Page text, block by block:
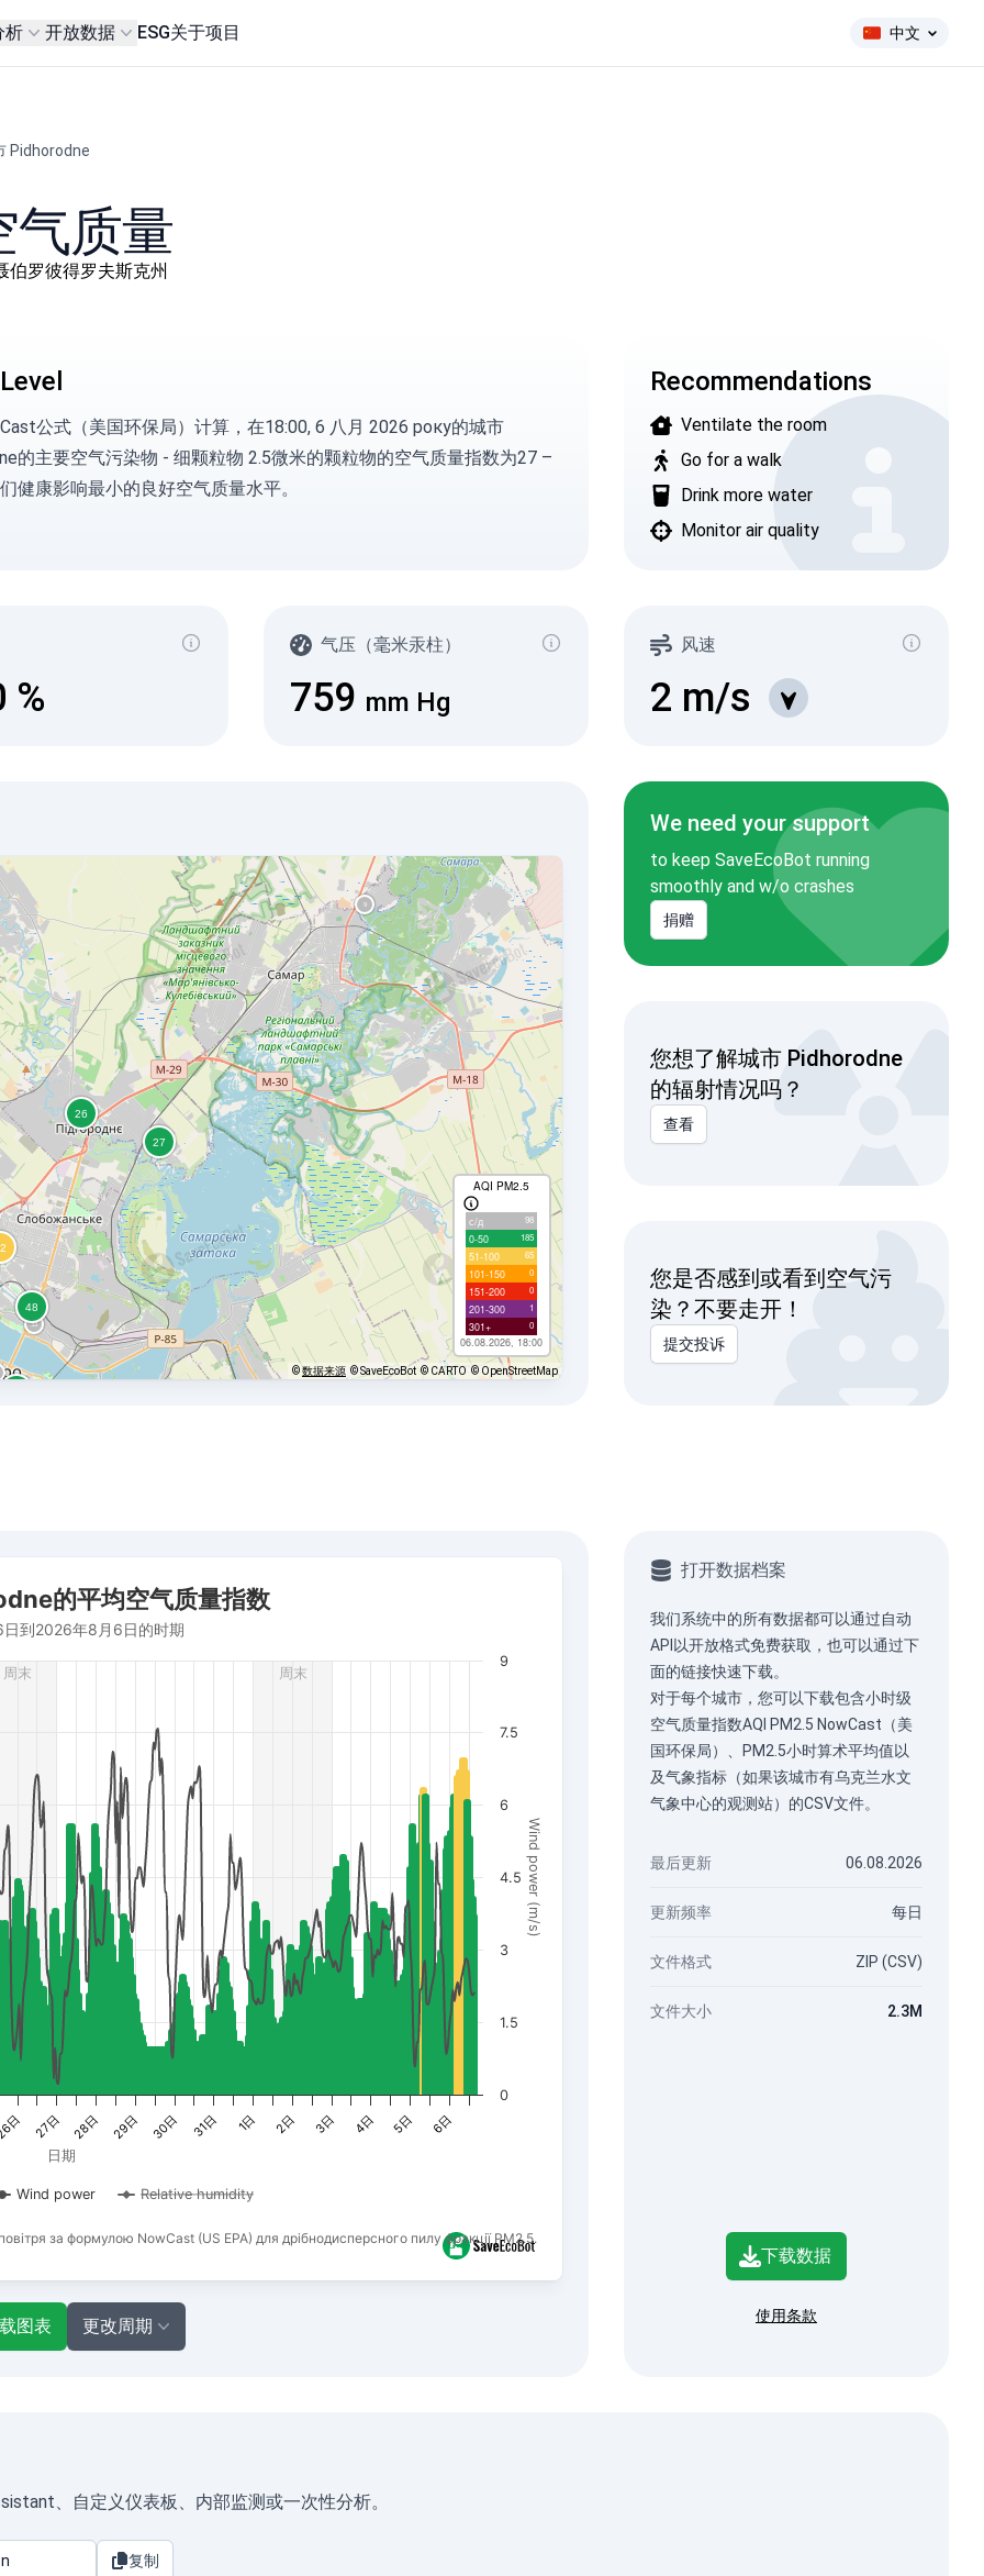
析 开放数据 ESG关于项目 中文
Pidhorodne
气质量
伯罗彼得罗夫斯克州
公式（美国环保局） 计算，在18:00, 6 八月 2026 року的城市
的主要空气污染物 - 细颗粒物 2.5微米的颗粒物的空气质量指数为27 –
健康影响最小的良好空气质量水平。
Recommendations
Ventilate the room
Go for a walk
Drink more water
Monitor air quality
%
气压（毫米汞柱）
759 mm Hg
风速
2 m/s
AQI PM2.5
с/д 98
0-50 185
51-100 65
101-150 0
151-200 0
201-300 1
301+ 0
06.08.2026, 18:00
©数据来源 © SaveEcoBot © CARTO © OpenStreetMap
We need your support
to keep SaveEcoBot running
smoothly and w/o crashes
捐赠
您想了解城市 Pidhorodne
的辐射情况吗？
查看
您是否感到或看到空气污
染？不要走开！
提交投诉
(m/s), and Relative humidity (%).
за формулою NowCast (US EPA) для дрібнодисперсного пилу фракції PM2.5.
周末
周末
日期
Wind power (m/s)
的平均空气质量指数
日到2026年8月6日的时期
Wind power Relative humidity
日 27日 28日 29日 30日 31日 1日 2日 3日 4日 5日 6日
0
1.5
3
4.5
6
7.5
9
图表 更改周期
打开数据档案
我们系统中的所有数据都可以通过自动
API 以开放格式免费获取，也可以通过下
面的链接快速下载。
对于每个城市，您可以下载包含小时级
空气质量指数AQI PM2.5 NowCast（美
国环保局）、PM2.5小时算术平均值以
及气象指标（如果该城市有乌克兰水文
气象中心的观测站）的CSV文件。
最后更新 06.08.2026
更新频率 每日
文件格式 ZIP (CSV)
文件大小 2.3M
下载数据
使用条款
、自定义仪表板、内部监测或一次性分析。
复制